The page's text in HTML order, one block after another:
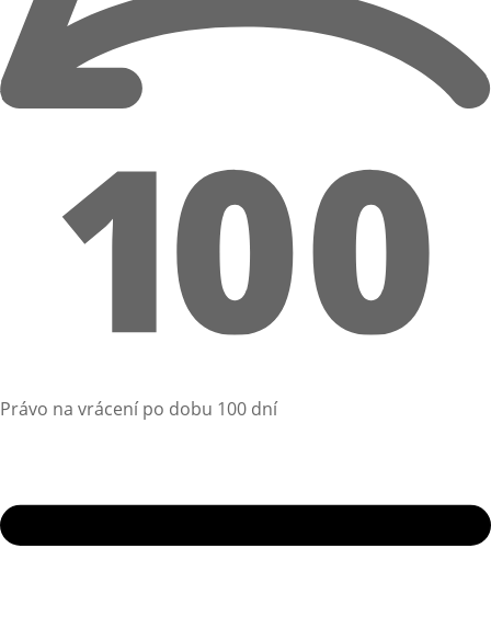
Právo na vrácení po dobu 100 dní